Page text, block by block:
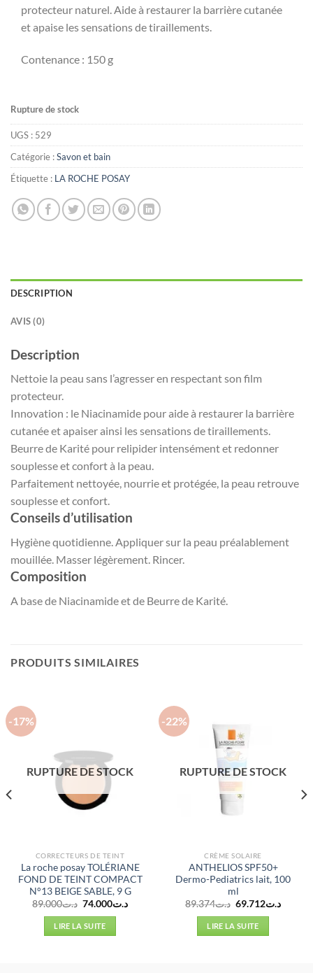
protecteur naturel. Aide à restaurer la barrière cutanée
et apaise les sensations de tiraillements.
Contenance : 150 g
Rupture de stock
UGS : 529
Catégorie :Savon et bain
Étiquette : LA ROCHE POSAY
DESCRIPTION
AVIS (0)
Description
Nettoie la peau sans l’agresser en respectant son film
protecteur.
Innovation : le Niacinamide pour aide à restaurer la barrière
cutanée et apaiser ainsi les sensations de tiraillements.
Beurre de Karité pour relipider intensément et redonner
souplesse et confort à la peau.
Parfaitement nettoyée, nourrie et protégée, la peau retrouve
souplesse et confort.
Conseils d’utilisation
Hygiène quotidienne. Appliquer sur la peau préalablement
mouillée. Masser légèrement. Rincer.
Composition
A base de Niacinamide et de Beurre de Karité.
PRODUITS SIMILAIRES
-17%
RUPTURE DE STOCK
CORRECTEURS DE TEINT
La roche posay TOLÉRIANE
FOND DE TEINT COMPACT
N°13 BEIGE SABLE, 9 G
د.ت89.000
Le
initial
était :
د.ت74.000
Le
LIRE LA SUITE
-22%
RUPTURE DE STOCK
CRÈME SOLAIRE
ANTHELIOS SPF50+
Dermo-Pediatrics lait, 100
ml
د.ت89.374
Le
initial
était :
د.ت69.712
Le
LIRE LA SUITE